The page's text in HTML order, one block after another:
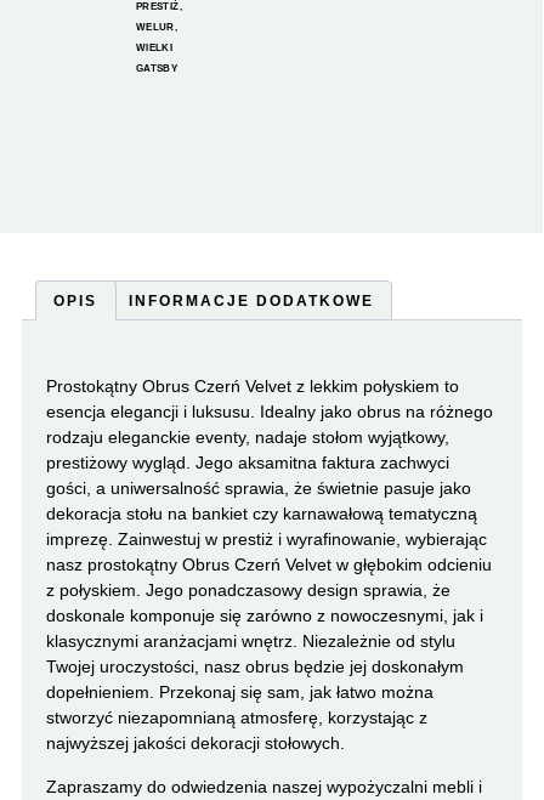
PRESTIŻ,
WELUR,
WIELKI
GATSBY
OPIS INFORMACJE DODATKOWE
Prostokątny Obrus Czerń Velvet z lekkim połyskiem to
esencja elegancji i luksusu. Idealny jako obrus na różnego
rodzaju eleganckie eventy, nadaje stołom wyjątkowy,
prestiżowy wygląd. Jego aksamitna faktura zachwyci
gości, a uniwersalność sprawia, że świetnie pasuje jako
dekoracja stołu na bankiet czy karnawałową tematyczną
imprezę. Zainwestuj w prestiż i wyrafinowanie, wybierając
nasz prostokątny Obrus Czerń Velvet w głębokim odcieniu
z połyskiem. Jego ponadczasowy design sprawia, że
doskonale komponuje się zarówno z nowoczesnymi, jak i
klasycznymi aranżacjami wnętrz. Niezależnie od stylu
Twojej uroczystości, nasz obrus będzie jej doskonałym
dopełnieniem. Przekonaj się sam, jak łatwo można
stworzyć niezapomnianą atmosferę, korzystając z
najwyższej jakości dekoracji stołowych.
Zapraszamy do odwiedzenia naszej wypożyczalni mebli i